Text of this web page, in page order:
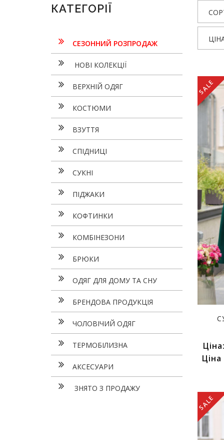
КАТЕГОРІЇ
СЕЗОННИЙ РОЗПРОДАЖ
НОВІ КОЛЕКЦІЇ
ВЕРХНІЙ ОДЯГ
КОСТЮМИ
ВЗУТТЯ
СПІДНИЦІ
СУКНI
ПІДЖАКИ
КОФТИНКИ
КОМБІНЕЗОНИ
БРЮКИ
ОДЯГ ДЛЯ ДОМУ ТА СНУ
БРЕНДОВА ПРОДУКЦІЯ
ЧОЛОВІЧИЙ ОДЯГ
ТЕРМОБІЛИЗНА
АКСЕСУАРИ
ЗНЯТО З ПРОДАЖУ
SALE
SALE